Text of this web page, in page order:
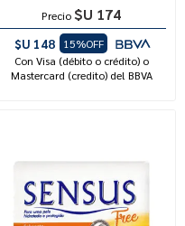
Precio $U 174
$U 148
15%OFF
Con Visa (débito o crédito) o
Mastercard (credito) del BBVA